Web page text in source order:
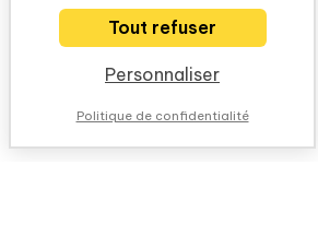
Tout refuser
Personnaliser
Politique de confidentialité